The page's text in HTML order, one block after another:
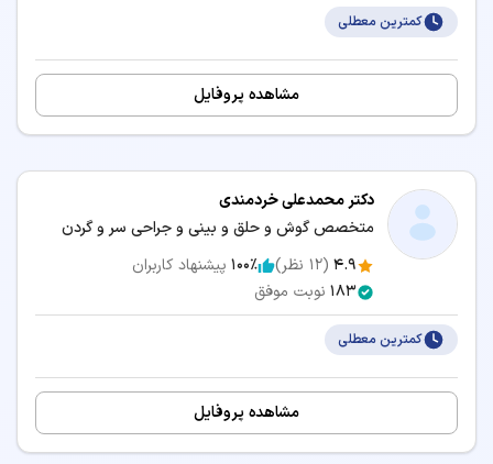
مشاوره آنلاین دکتر گوش و حلق و بینی و جراحی سر و گردن
کمترین معطلی
مشاهده پروفایل
دکتر محمدعلی خردمندی
متخصص گوش و حلق و بینی و جراحی سر و گردن
4.9
(
12 نظر) 100٪ پیشنهاد کاربران
183 نوبت موفق
کمترین معطلی
مشاهده پروفایل